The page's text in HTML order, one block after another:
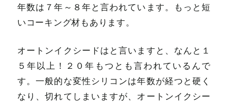
年数は７年～８年と言われています。もっと短
いコーキング材もあります。
オートンイクシードはと言いますと、なんと１
５年以上！２０年もつとも言われているんで
す。一般的な変性シリコンは年数が経つと硬く
なり、切れてしまいますが、オートンイクシー